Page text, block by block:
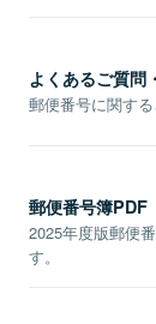
よくあるご質問
郵便番号に関す
郵便番号簿PDF
2025年度版郵便
す。